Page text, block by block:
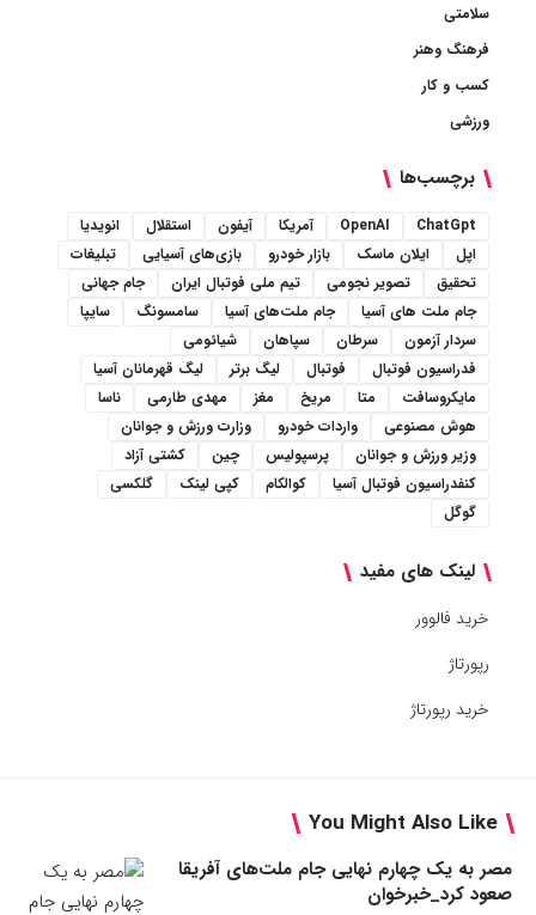
سلامتی
فرهنگ وهنر
کسب و کار
ورزشی
برچسب‌ها
ChatGpt
OpenAI آمریکا آیفون استقلال
انویدیا
اپل
ایلان ماسک بازار خودرو بازی‌های آسیایی
تبلیغات
تحقیق
تصویر نجومی تیم ملی فوتبال ایران
جام جهانی
جام ملت های آسیا
جام ملت‌های آسیا سامسونگ
سایپا
سردار آزمون
سرطان سپاهان
شیائومی
فدراسیون فوتبال
فوتبال لیگ برتر
لیگ قهرمانان آسیا
مایکروسافت
متا مریخ مغز مهدی طارمی
ناسا
هوش مصنوعی
واردات خودرو
وزارت ورزش و جوانان
وزیر ورزش و جوانان
پرسپولیس چین
کشتی آزاد
کنفدراسیون فوتبال آسیا
کوالکام کپی لینک
گلکسی
گوگل
لینک های مفید
خرید فالوور
رپورتاژ
خرید رپورتاژ
You Might Also Like
مصر به یک چهارم نهایی جام ملت‌های آفریقا
صعود کرد_خبرخوان